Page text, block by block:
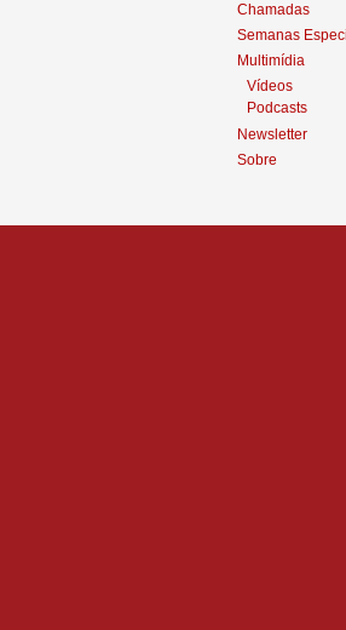
Chamadas
Semanas
Multimídia
Vídeos
Podcasts
Newsletter
Sobre